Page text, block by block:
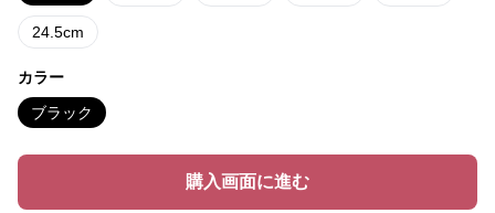
24.5cm
カラー
ブラック
購入画面に進む